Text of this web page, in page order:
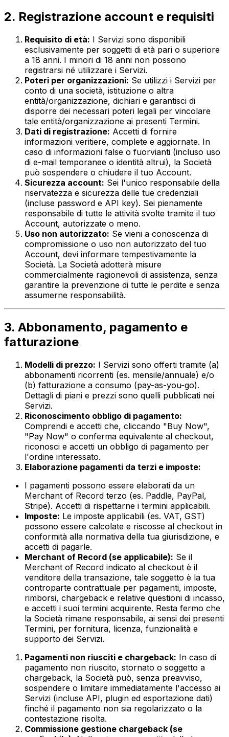
2. Registrazione account e requisiti
Requisito di età: I Servizi sono disponibili
esclusivamente per soggetti di età pari o superiore
a 18 anni. I minori di 18 anni non possono
registrarsi né utilizzare i Servizi.
Poteri per organizzazioni: Se utilizzi i Servizi per
conto di una società, istituzione o altra
entità/organizzazione, dichiari e garantisci di
disporre dei necessari poteri legali per vincolare
tale entità/organizzazione ai presenti Termini.
Dati di registrazione: Accetti di fornire
informazioni veritiere, complete e aggiornate. In
caso di informazioni false o fuorvianti (incluso uso
di e-mail temporanee o identità altrui), la Società
può sospendere o chiudere il tuo Account.
Sicurezza account: Sei l'unico responsabile della
riservatezza e sicurezza delle tue credenziali
(incluse password e API key). Sei pienamente
responsabile di tutte le attività svolte tramite il tuo
Account, autorizzate o meno.
Uso non autorizzato: Se vieni a conoscenza di
compromissione o uso non autorizzato del tuo
Account, devi informare tempestivamente la
Società. La Società adotterà misure
commercialmente ragionevoli di assistenza, senza
garantire la prevenzione di tutte le perdite e senza
assumerne responsabilità.
3. Abbonamento, pagamento e
fatturazione
Modelli di prezzo: I Servizi sono offerti tramite (a)
abbonamenti ricorrenti (es. mensile/annuale) e/o
(b) fatturazione a consumo (pay-as-you-go).
Dettagli di piani e prezzi sono quelli pubblicati nei
Servizi.
Riconoscimento obbligo di pagamento:
Comprendi e accetti che, cliccando "Buy Now",
"Pay Now" o conferma equivalente al checkout,
riconosci e accetti un obbligo di pagamento per
l'ordine interessato.
Elaborazione pagamenti da terzi e imposte:
I pagamenti possono essere elaborati da un
Merchant of Record terzo (es. Paddle, PayPal,
Stripe). Accetti di rispettarne i termini applicabili.
Imposte: Le imposte applicabili (es. VAT, GST)
possono essere calcolate e riscosse al checkout in
conformità alla normativa della tua giurisdizione, e
accetti di pagarle.
Merchant of Record (se applicabile): Se il
Merchant of Record indicato al checkout è il
venditore della transazione, tale soggetto è la tua
controparte contrattuale per pagamenti, imposte,
rimborsi, chargeback e relative questioni di incasso,
e accetti i suoi termini acquirente. Resta fermo che
la Società rimane responsabile, ai sensi dei presenti
Termini, per fornitura, licenza, funzionalità e
supporto dei Servizi.
Pagamenti non riusciti e chargeback: In caso di
pagamento non riuscito, stornato o soggetto a
chargeback, la Società può, senza preavviso,
sospendere o limitare immediatamente l'accesso ai
Servizi (incluse API, plugin ed esportazione dati)
finché il pagamento non sia regolarizzato o la
contestazione risolta.
Commissione gestione chargeback (se